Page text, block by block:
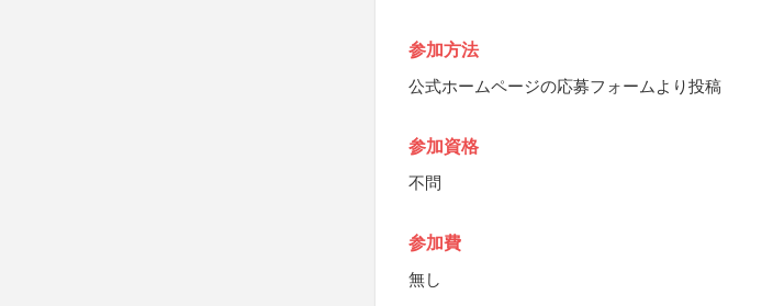
参加方法
公式ホームページの応募フォームより投稿
参加資格
不問
参加費
無し